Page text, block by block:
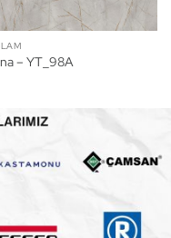
– YT_98A